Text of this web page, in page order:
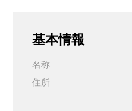
基本情報
名称
住所